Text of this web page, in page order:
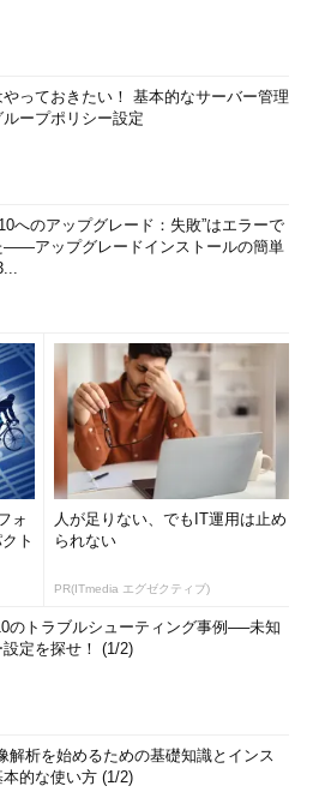
やっておきたい！ 基本的なサーバー管理
ープポリシー設定
へのアップグレード：失敗”はエラーで
――アップグレードインストールの簡単
ォ
ト
人が足りない、でもIT運用は止め
られない
PR(ITmedia エグゼクティブ)
のトラブルシューティング事例──未知
定を探せ！ (1/2)
解析を始めるための基礎知識とインス
本的な使い方 (1/2)